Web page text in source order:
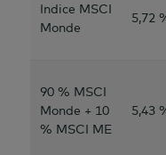
Indice MSCI
Monde
5,72
90 % MSCI
Monde + 10
% MSCI ME
5,43